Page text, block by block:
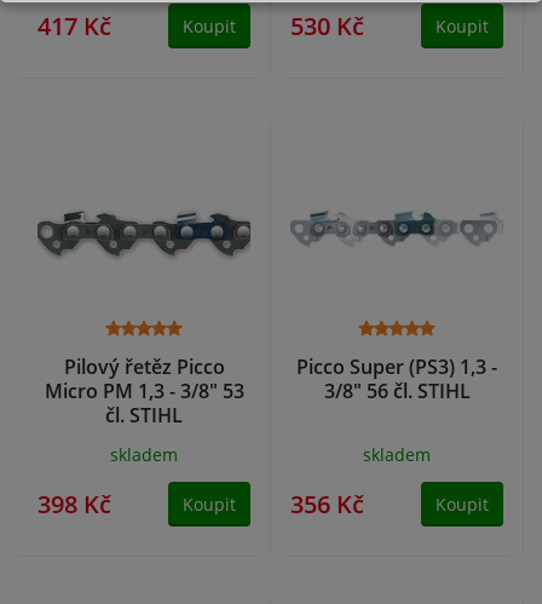
417 Kč Koupit 530 Kč Koupit
Pilový řetěz Picco
Micro PM 1,3 - 3/8" 53
čl. STIHL
skladem
398 Kč Koupit
Picco Super (PS3) 1,3 -
3/8" 56 čl. STIHL
skladem
356 Kč Koupit